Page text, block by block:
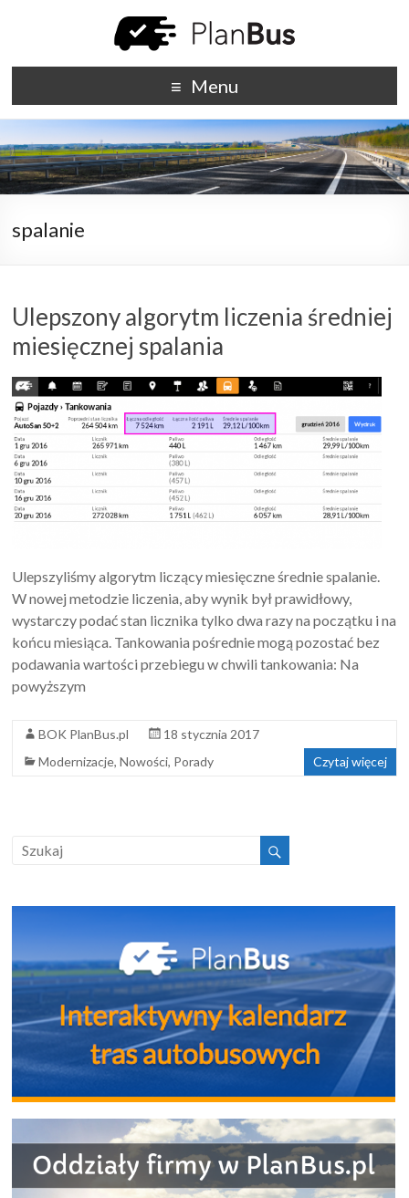
Menu
spalanie
Ulepszony algorytm liczenia średniej
miesięcznej spalania
Ulepszyliśmy algorytm liczący miesięczne średnie spalanie.
W nowej metodzie liczenia, aby wynik był prawidłowy,
wystarczy podać stan licznika tylko dwa razy na początku i na
końcu miesiąca. Tankowania pośrednie mogą pozostać bez
podawania wartości przebiegu w chwili tankowania: Na
powyższym
BOK PlanBus.pl
18 stycznia 2017
Modernizacje,Nowości, Porady Czytaj więcej